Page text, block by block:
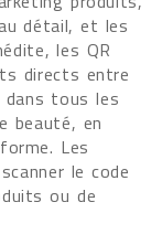
détail, et les
les QR
directs entre
tous les
beauté, en
Les
le code
ou de